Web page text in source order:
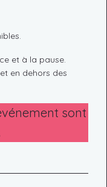
et à la pause.
en dehors des
sont